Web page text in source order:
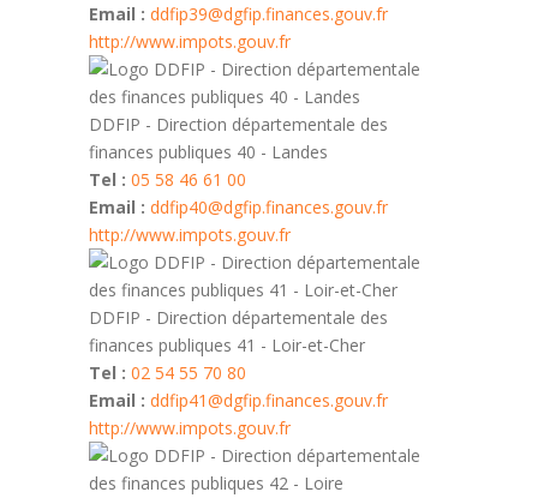
Email : ddfip39@dgfip.finances.gouv.fr
http://www.impots.gouv.fr
DDFIP - Direction départementale des
finances publiques 40 - Landes
Tel : 05 58 46 61 00
Email : ddfip40@dgfip.finances.gouv.fr
http://www.impots.gouv.fr
DDFIP - Direction départementale des
finances publiques 41 - Loir-et-Cher
Tel : 02 54 55 70 80
Email : ddfip41@dgfip.finances.gouv.fr
http://www.impots.gouv.fr